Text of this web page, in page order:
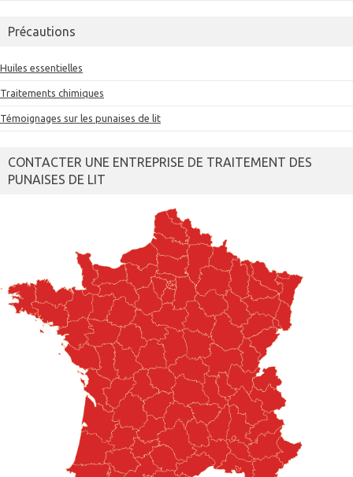
Précautions
Huiles essentielles
Traitements chimiques
Témoignages sur les punaises de lit
CONTACTER UNE ENTREPRISE DE TRAITEMENT DES
PUNAISES DE LIT